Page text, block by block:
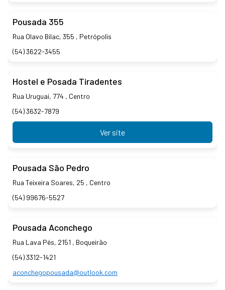
Pousada 355
Rua Olavo Bilac, 355 , Petrópolis
(54) 3622-3455
Hostel e Posada Tiradentes
Rua Uruguai, 774 , Centro
(54) 3632-7879
Ver site
Pousada São Pedro
Rua Teixeira Soares, 25 , Centro
(54) 99676-5527
Pousada Aconchego
Rua Lava Pés, 2151 , Boqueirão
(54) 3312-1421
aconchegopousada@outlook.com